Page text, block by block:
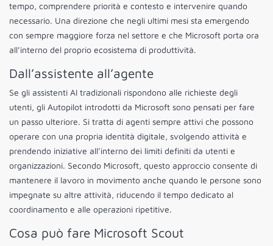
tempo, comprendere priorità e contesto e intervenire quando
necessario. Una direzione che negli ultimi mesi sta emergendo
con sempre maggiore forza nel settore e che Microsoft porta ora
all’interno del proprio ecosistema di produttività.
Dall’assistente all’agente
Se gli assistenti AI tradizionali rispondono alle richieste degli
utenti, gli Autopilot introdotti da Microsoft sono pensati per fare
un passo ulteriore. Si tratta di agenti sempre attivi che possono
operare con una propria identità digitale, svolgendo attività e
prendendo iniziative all’interno dei limiti definiti da utenti e
organizzazioni. Secondo Microsoft, questo approccio consente di
mantenere il lavoro in movimento anche quando le persone sono
impegnate su altre attività, riducendo il tempo dedicato al
coordinamento e alle operazioni ripetitive.
Cosa può fare Microsoft Scout